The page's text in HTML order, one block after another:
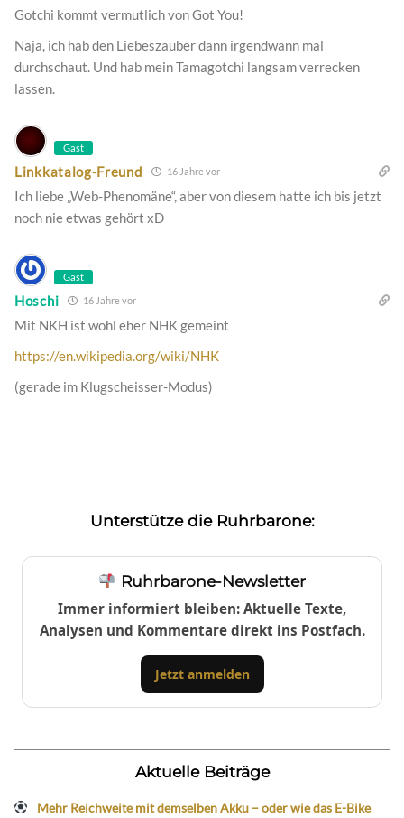
Gotchi kommt vermutlich von Got You!
Naja, ich hab den Liebeszauber dann irgendwann mal
durchschaut. Und hab mein Tamagotchi langsam verrecken
lassen.
Gast
Linkkatalog-Freund 16 Jahre vor
Ich liebe „Web-Phenomäne“, aber von diesem hatte ich bis jetzt
noch nie etwas gehört xD
Gast
Hoschi 16 Jahre vor
Mit NKH ist wohl eher NHK gemeint
https://en.wikipedia.org/wiki/NHK
(gerade im Klugscheisser-Modus)
Unterstütze die Ruhrbarone:
Ruhrbarone-Newsletter
Immer informiert bleiben: Aktuelle Texte,
Analysen und Kommentare direkt ins Postfach.
Jetzt anmelden
Aktuelle Beiträge
Mehr Reichweite mit demselben Akku – oder wie das E-Bike